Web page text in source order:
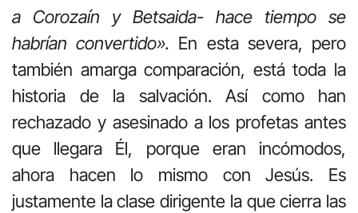
a Corozaín y Betsaida- hace tiempo se
habrían convertido». En esta severa, pero
también amarga comparación, está toda la
historia de la salvación. Así como han
rechazado y asesinado a los profetas antes
que llegara Él, porque eran incómodos,
ahora hacen lo mismo con Jesús. Es
justamente la clase dirigente la que cierra las